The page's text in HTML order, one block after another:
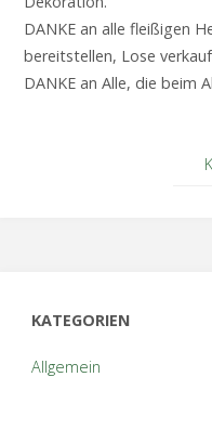
DANKE an alle fleißigen
bereitstellen, Lose
DANKE an Alle, die beim
KATEGORIEN
Allgemein